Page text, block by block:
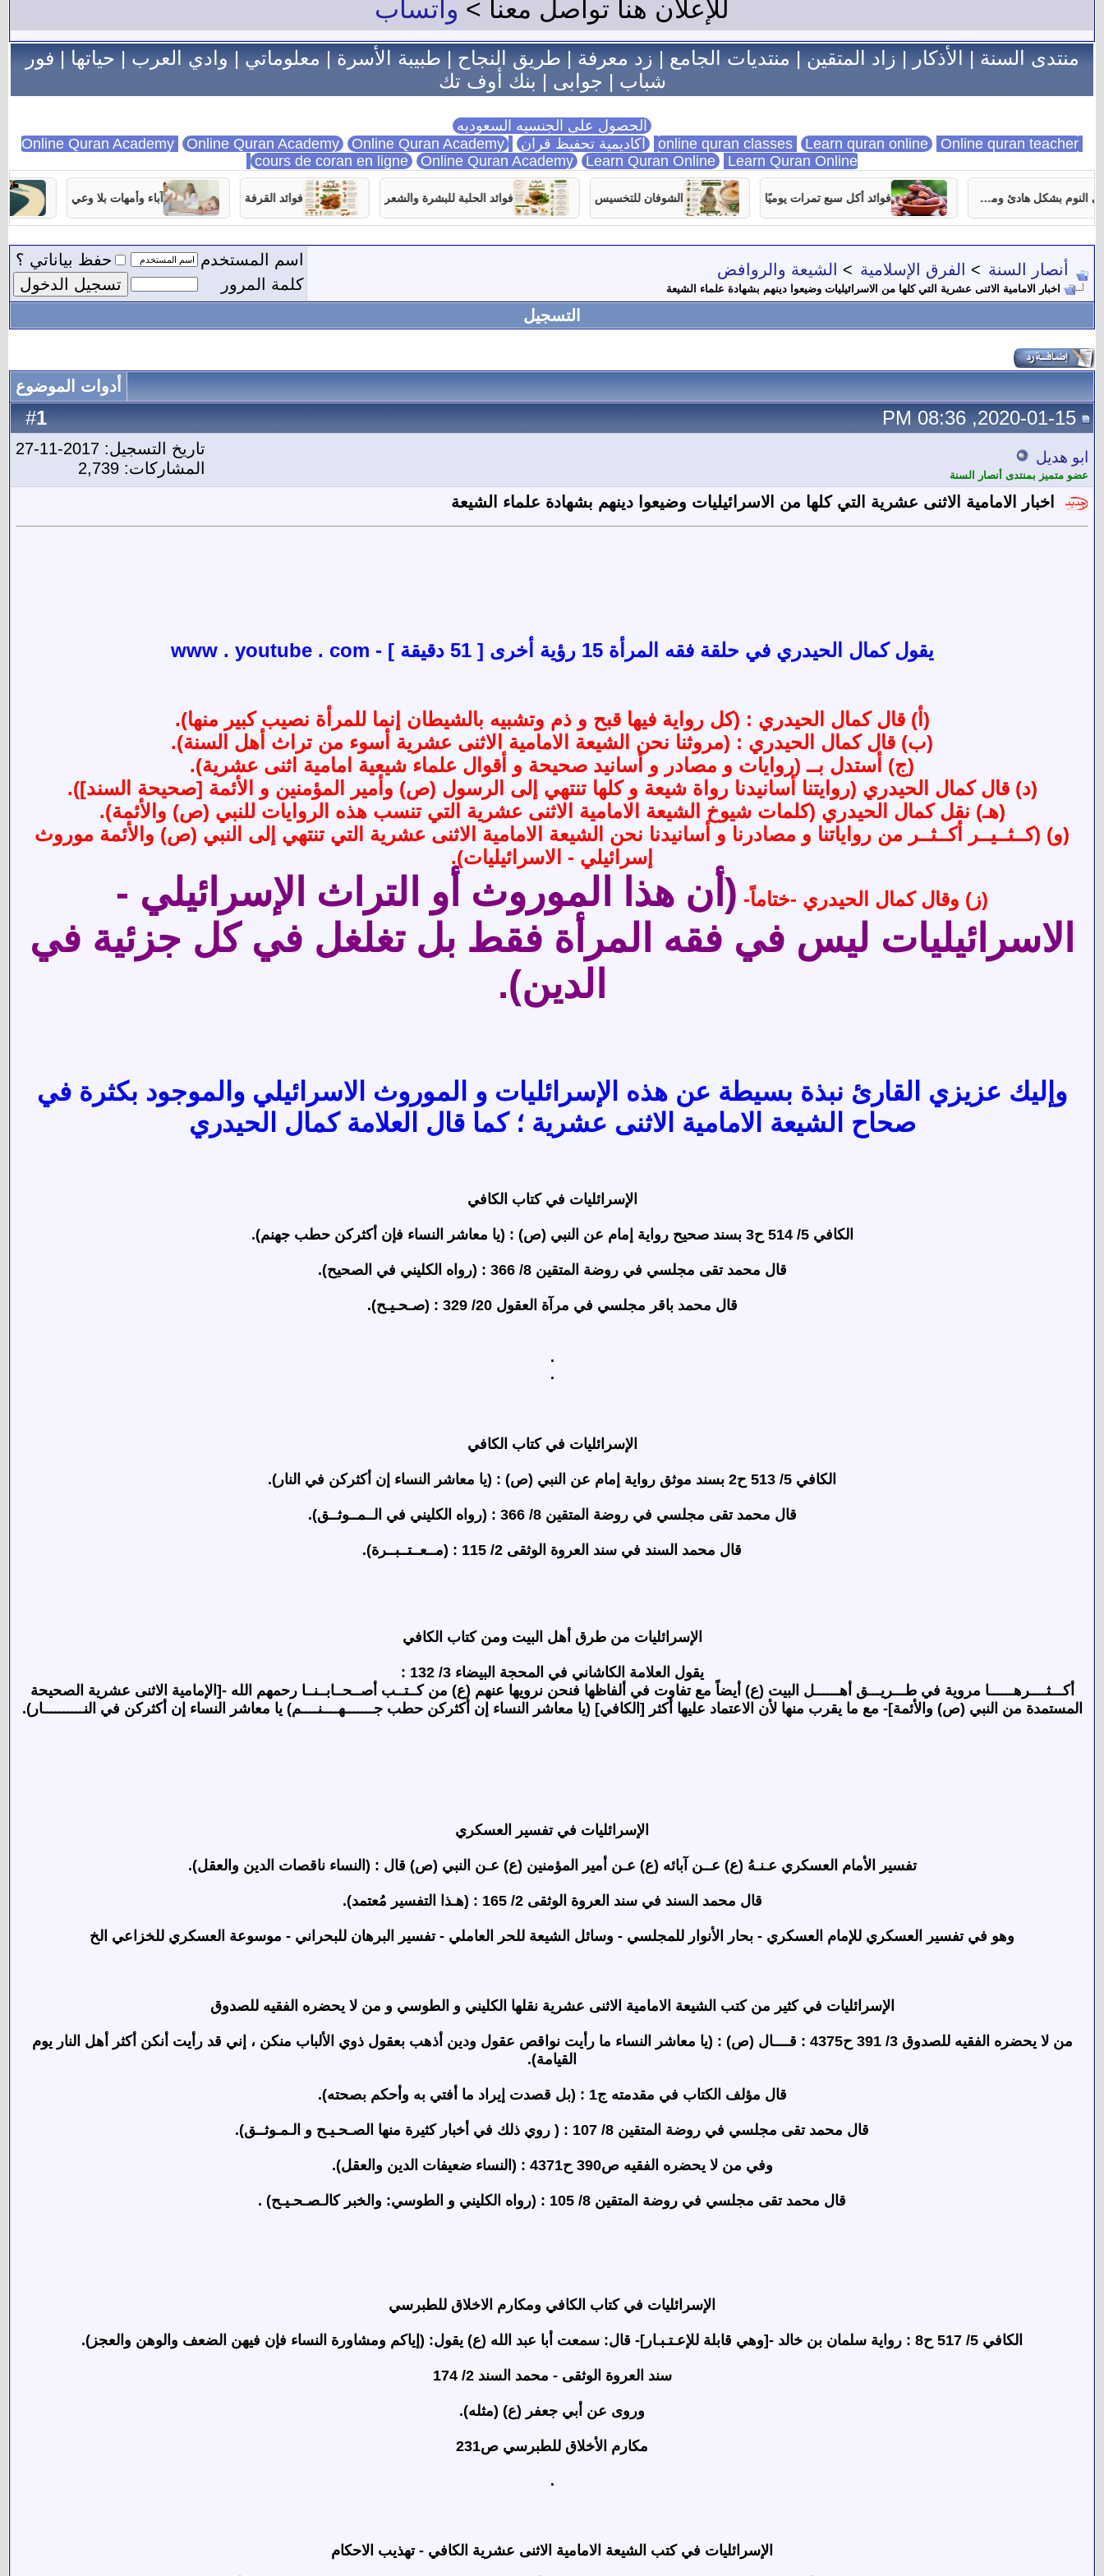
للإعلان هنا تواصل معنا > واتساب
منتدى السنة|الأذكار|زاد المتقين|منتديات الجامع|زد معرفة|طريق النجاح|طبيبة الأسرة|معلوماتي|وادي العرب|حياتها|فور
شباب | جوابى | بنك أوف تك
الحصول على الجنسيه السعوديه
Learn quran online Online quran teacher اكاديمية تحفيظ قران Online Quran Academy Online Quran Academy
cours de coran en ligne Online Quran Academy Learn Quran Online Learn Quran Online
تربية آباء وأمهات بلا وعي فوائد القرفة فوائد الحلبة للبشرة والشعر الشوفان للتخسيس فوائد أكل سبع تمرات يوميًا 7 نصائح تساعدك على النوم بشكل هادئ ومستمر
أنصار السنة > الفرق الإسلامية > الشيعة والروافض
اخبار الامامية الاثنى عشرية التي كلها من الاسرائيليات وضيعوا دينهم بشهادة علماء الشيعة
اسم المستخدم
حفظ بياناتي ؟
كلمة المرور
التسجيل
أدوات الموضوع
#
1 2020-01-15, 08:36 PM
ابو هديل
عضو متميز بمنتدى أنصار السنة
تاريخ التسجيل: 2017-11-27
المشاركات: 2,739
اخبار الامامية الاثنى عشرية التي كلها من الاسرائيليات وضيعوا دينهم بشهادة علماء الشيعة
يقول كمال الحيدري في حلقة فقه المرأة 15 رؤية أخرى [ 51 دقيقة ] - www . youtube . com
(أ) قال كمال الحيدري : (كل رواية فيها قبح و ذم وتشبيه بالشيطان إنما للمرأة نصيب كبير منها).
(ب) قال كمال الحيدري : (مروثنا نحن الشيعة الامامية الاثنى عشرية أسوء من تراث أهل السنة).
(ج) أستدل بــ (روايات و مصادر و أسانيد صحيحة و أقوال علماء شيعية امامية اثنى عشرية).
(د) قال كمال الحيدري (روايتنا أسانيدنا رواة شيعة و كلها تنتهي إلى الرسول (ص) وأمير المؤمنين و الأئمة [صحيحة السند]).
(هـ) نقل كمال الحيدري (كلمات شيوخ الشيعة الامامية الاثنى عشرية التي تنسب هذه الروايات للنبي (ص) والأئمة).
(و) (كــثــيــر أكــثــر من رواياتنا و مصادرنا و أسانيدنا نحن الشيعة الامامية الاثنى عشرية التي تنتهي إلى النبي (ص) والأئمة موروث
إسرائيلي - الاسرائيليات).
(ز) وقال كمال الحيدري -ختاماً- (أن هذا الموروث أو التراث الإسرائيلي -
الاسرائيليات ليس في فقه المرأة فقط بل تغلغل في كل جزئية في
الدين).
وإليك عزيزي القارئ نبذة بسيطة عن هذه الإسرائليات و الموروث الاسرائيلي والموجود بكثرة في
صحاح الشيعة الامامية الاثنى عشرية ؛ كما قال العلامة كمال الحيدري
الإسرائليات في كتاب الكافي
الكافي 5/ 514 ح3 بسند صحيح رواية إمام عن النبي (ص) : (يا معاشر النساء فإن أكثركن حطب جهنم).
قال محمد تقى مجلسي في روضة المتقين 8/ 366 : (رواه الكليني في الصحيح).
قال محمد باقر مجلسي في مرآة العقول 20/ 329 : (صـحـيـح).
.
.
الإسرائليات في كتاب الكافي
الكافي 5/ 513 ح2 بسند موثق رواية إمام عن النبي (ص) : (يا معاشر النساء إن أكثركن في النار).
قال محمد تقى مجلسي في روضة المتقين 8/ 366 : (رواه الكليني في الــمــوثــق).
قال محمد السند في سند العروة الوثقى 2/ 115 : (مــعــتــبــرة).
الإسرائليات من طرق أهل البيت ومن كتاب الكافي
يقول العلامة الكاشاني في المحجة البيضاء 3/ 132 :
أكـــثــــرهــــــا مروية في طـــريـــق أهــــــل البيت (ع) أيضاً مع تفاوت في ألفاظها فنحن نرويها عنهم (ع) من كــتــب أصــحــابــنــا رحمهم الله -[الإمامية الاثنى عشرية الصحيحة
المستمدة من النبي (ص) والأئمة]- مع ما يقرب منها لأن الاعتماد عليها أكثر [الكافي] (يا معاشر النساء إن أكثركن حطب جـــــــهــــنــــم) يا معاشر النساء إن أكثركن في النــــــــــار).
الإسرائليات في تفسير العسكري
تفسير الأمام العسكري عـنـهُ (ع) عــن آبائه (ع) عـن أمير المؤمنين (ع) عـن النبي (ص) قال : (النساء ناقصات الدين والعقل).
قال محمد السند في سند العروة الوثقى 2/ 165 : (هـذا التفسير مُعتمد).
وهو في تفسير العسكري للإمام العسكري - بحار الأنوار للمجلسي - وسائل الشيعة للحر العاملي - تفسير البرهان للبحراني - موسوعة العسكري للخزاعي الخ
الإسرائليات في كثير من كتب الشيعة الامامية الاثنى عشرية نقلها الكليني و الطوسي و من لا يحضره الفقيه للصدوق
من لا يحضره الفقيه للصدوق 3/ 391 ح4375 : قــــال (ص) : (يا معاشر النساء ما رأيت نواقص عقول ودين أذهب بعقول ذوي الألباب منكن ، إني قد رأيت أنكن أكثر أهل النار يوم
القيامة).
قال مؤلف الكتاب في مقدمته ج1 : (بل قصدت إيراد ما أفتي به وأحكم بصحته).
قال محمد تقى مجلسي في روضة المتقين 8/ 107 : ( روي ذلك في أخبار كثيرة منها الصـحـيـح و الـمـوثــق).
وفي من لا يحضره الفقيه ص390 ح4371 : (النساء ضعيفات الدين والعقل).
قال محمد تقى مجلسي في روضة المتقين 8/ 105 : (رواه الكليني و الطوسي: والخبر كالـصـحـيـح) .
الإسرائليات في كتاب الكافي ومكارم الاخلاق للطبرسي
الكافي 5/ 517 ح8 : رواية سلمان بن خالد -[وهي قابلة للإعـتـبـار]- قال: سمعت أبا عبد الله (ع) يقول: (إياكم ومشاورة النساء فإن فيهن الضعف والوهن والعجز).
سند العروة الوثقى - محمد السند 2/ 174
وروى عن أبي جعفر (ع) (مثله).
مكارم الأخلاق للطبرسي ص231
.
الإسرائليات في كتب الشيعة الامامية الاثنى عشرية الكافي - تهذيب الاحكام